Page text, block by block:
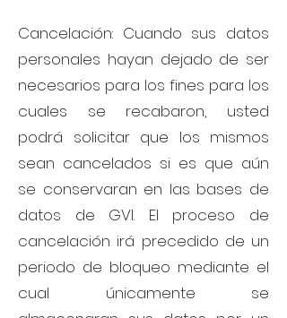
Cancelación: Cuando sus datos
personales hayan dejado de ser
necesarios para los fines para los
cuales se recabaron, usted
podrá solicitar que los mismos
sean cancelados si es que aún
se conservaran en las bases de
datos de GVI. El proceso de
cancelación irá precedido de un
periodo de bloqueo mediante el
cual únicamente se